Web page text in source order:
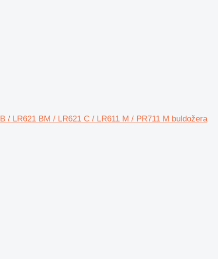
/ LR621 BM / LR621 C / LR611 M / PR711 M buldožera